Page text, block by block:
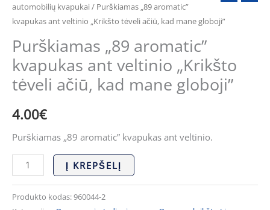
automobilių kvapukai/ Purškiamas „89 aromatic”
kvapukas ant veltinio „Krikšto tėveli ačiū, kad mane globoji”
Purškiamas „89 aromatic”
kvapukas ant veltinio „Krikšto
tėveli ačiū, kad mane globoji”
4.00€
Purškiamas „89 aromatic” kvapukas ant veltinio.
"89
aromatic"
kvapukas
ant
veltinio
"Krikšto
ačiū,
kad
mane
globoji"
Į KREPŠELĮ
Produkto kodas:960044-2